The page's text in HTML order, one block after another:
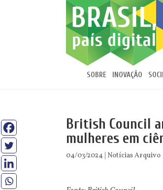
SOBRE INOVAÇÃO
British Council
mulheres em
04/03/2024 Notícias Arquivo